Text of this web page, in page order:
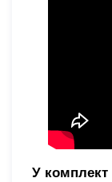
У комплект